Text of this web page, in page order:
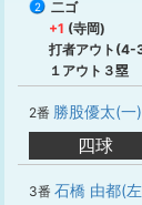
2
二ゴ
+1 (寺岡)
打者アウト(4-
１アウト３塁
2番 勝股優太(一)
四球
3番 石橋 由都(